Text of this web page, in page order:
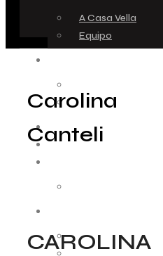
A Casa Vella
Equipo
Convocatorias
RESIDENCIAS
MEDIACIÓN
Cápsulas
Carolina
Canteli
CAROLINA